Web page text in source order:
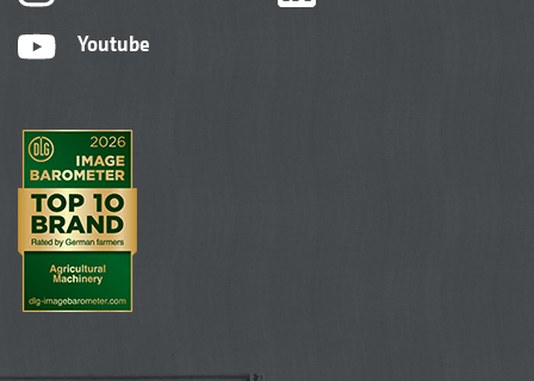
Youtube